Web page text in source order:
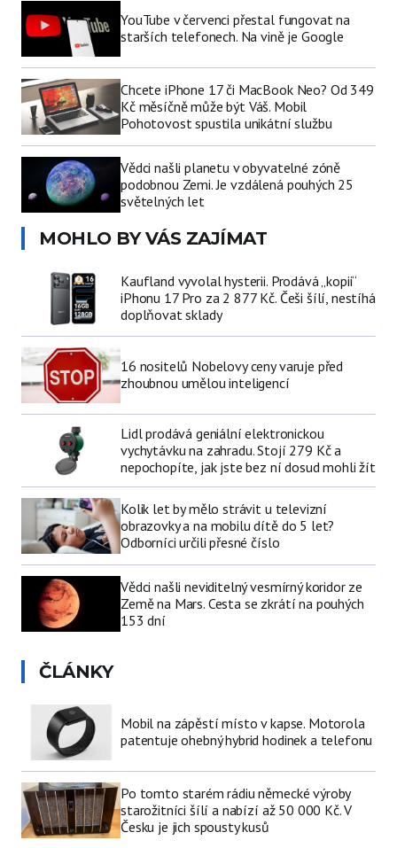
YouTube v červenci přestal fungovat na
starších telefonech. Na vině je Google
Chcete iPhone 17 či MacBook Neo? Od 349
Kč měsíčně může být Váš. Mobil
Pohotovost spustila unikátní službu
Vědci našli planetu v obyvatelné zóně
podobnou Zemi. Je vzdálená pouhých 25
světelných let
MOHLO BY VÁS ZAJÍMAT
Kaufland vyvolal hysterii. Prodává „kopii“
iPhonu 17 Pro za 2 877 Kč. Češi šílí, nestíhá
doplňovat sklady
16 nositelů Nobelovy ceny varuje před
zhoubnou umělou inteligencí
Lidl prodává geniální elektronickou
vychytávku na zahradu. Stojí 279 Kč a
nepochopíte, jak jste bez ní dosud mohli žít
Kolik let by mělo strávit u televizní
obrazovky a na mobilu dítě do 5 let?
Odborníci určili přesné číslo
Vědci našli neviditelný vesmírný koridor ze
Země na Mars. Cesta se zkrátí na pouhých
153 dní
ČLÁNKY
Mobil na zápěstí místo v kapse. Motorola
patentuje ohebný hybrid hodinek a telefonu
Po tomto starém rádiu německé výroby
starožitníci šílí a nabízí až 50 000 Kč. V
Česku je jich spousty kusů